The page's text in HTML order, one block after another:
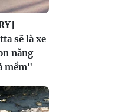
sẽ là xe
năng
mềm"